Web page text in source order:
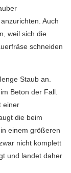
Auch
weil sich die
schneiden
Staub an.
Beton der Fall.
einer
die beim
einem größeren
nicht komplett
und landet daher